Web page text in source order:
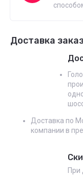
Доставка
Доставка по
компании в
При